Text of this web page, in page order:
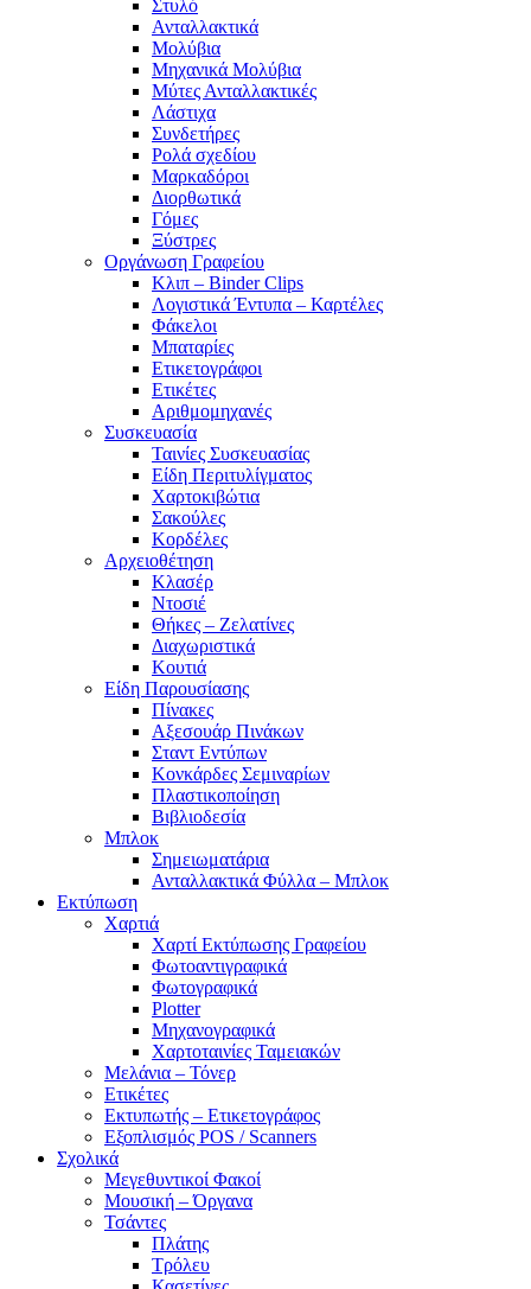
Στυλό
Ανταλλακτικά
Μολύβια
Μηχανικά Μολύβια
Μύτες Ανταλλακτικές
Λάστιχα
Συνδετήρες
Ρολά σχεδίου
Μαρκαδόροι
Διορθωτικά
Γόμες
Ξύστρες
Οργάνωση Γραφείου
Κλιπ – Binder Clips
Λογιστικά Έντυπα – Καρτέλες
Φάκελοι
Μπαταρίες
Ετικετογράφοι
Ετικέτες
Αριθμομηχανές
Συσκευασία
Ταινίες Συσκευασίας
Είδη Περιτυλίγματος
Χαρτοκιβώτια
Σακούλες
Κορδέλες
Αρχειοθέτηση
Κλασέρ
Ντοσιέ
Θήκες – Ζελατίνες
Διαχωριστικά
Κουτιά
Είδη Παρουσίασης
Πίνακες
Αξεσουάρ Πινάκων
Σταντ Εντύπων
Κονκάρδες Σεμιναρίων
Πλαστικοποίηση
Βιβλιοδεσία
Μπλοκ
Σημειωματάρια
Ανταλλακτικά Φύλλα – Μπλοκ
Εκτύπωση
Χαρτιά
Χαρτί Εκτύπωσης Γραφείου
Φωτοαντιγραφικά
Φωτογραφικά
Plotter
Μηχανογραφικά
Χαρτοταινίες Ταμειακών
Μελάνια – Τόνερ
Ετικέτες
Εκτυπωτής – Ετικετογράφος
Εξοπλισμός POS / Scanners
Σχολικά
Μεγεθυντικοί Φακοί
Μουσική – Όργανα
Τσάντες
Πλάτης
Τρόλευ